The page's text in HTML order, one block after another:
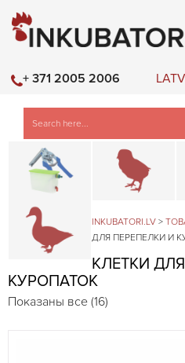
+ 371 2005 2006
Детали и
INKUBATORI.LV >
ДЛЯ ПЕРЕПЕЛКИ И
КЛЕТКИ
КУРОПАТОК
Показаны все (16)